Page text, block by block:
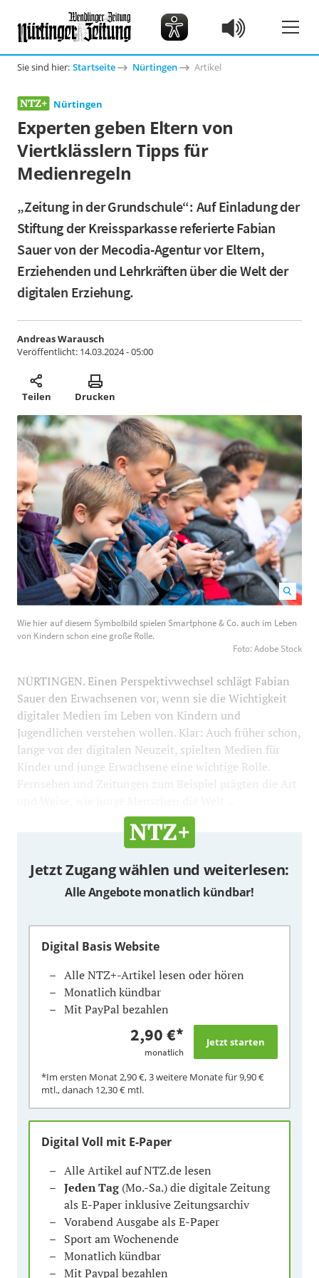
Sie sind hier: Startseite Nürtingen Artikel
Nürtingen
Experten geben Eltern von
Viertklässlern Tipps für
Medienregeln
„Zeitung in der Grundschule“: Auf Einladung der
Stiftung der Kreissparkasse referierte Fabian
Sauer von der Mecodia-Agentur vor Eltern,
Erziehenden und Lehrkräften über die Welt der
digitalen Erziehung.
Andreas Warausch
Veröffentlicht: 14.03.2024 - 05:00
Teilen Drucken
Co. auch im Leben von Kindern schon eine große Rolle.
Wie hier auf diesem Symbolbild spielen Smartphone & Co. auch im Leben
von Kindern schon eine große Rolle.
Foto: Adobe Stock
NÜRTINGEN. Einen Perspektivwechsel schlägt Fabian
Sauer den Erwachsenen vor, wenn sie die Wichtigkeit
digitaler Medien im Leben von Kindern und
Jugendlichen verstehen wollen. Klar: Auch früher schon,
lange vor der digitalen Neuzeit, spielten Medien für
Kinder und junge Erwachsene eine wichtige Rolle.
Fernsehen und Zeitungen zum Beispiel prägten die Art
Jetzt Zugang wählen und weiterlesen:
Alle Angebote monatlich kündbar!
Digital Basis Website
Alle NTZ+-Artikel lesen oder hören
Monatlich kündbar
Mit PayPal bezahlen
2,90 €*
monatlich
*Im ersten Monat2,90 €, 3 weitere Monate für9,90 €
mtl., danach 12,30 € mtl.
Digital Voll mit E-Paper
Alle Artikel auf NTZ.de lesen
Jeden Tag(Mo.-Sa.) die digitale Zeitung
als E-Paper inklusive Zeitungsarchiv
Vorabend Ausgabe als E-Paper
Sport am Wochenende
Monatlich kündbar
Mit Paypal bezahlen